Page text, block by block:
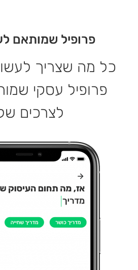
פרופיל שמותאם
כל מה שצריך
פרופיל עסקי
לצרכים